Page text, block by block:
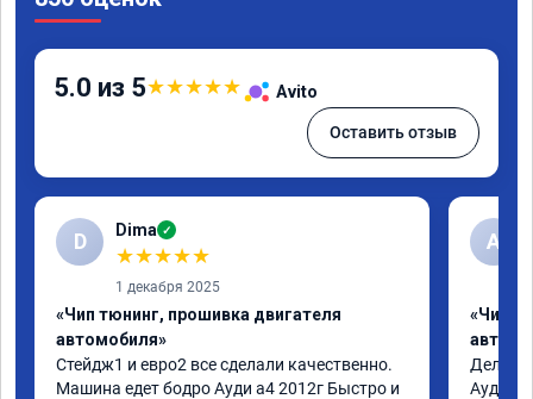
5.0 из 5★★★★★ Avito
Оставить отзыв
D Dima ✓
★★★★★
1 декабря 2025
«Чип тюнинг, прошивка двигателя
автомобиля»
Стейдж1 и евро2 все сделали качественно.
Машина едет бодро Ауди а4 2012г Быстро и
А
«Чип
Делал